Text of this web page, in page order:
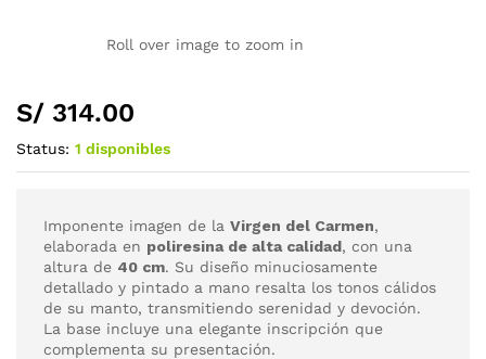
Roll over image to zoom in
S/ 314.00
Status: 1 disponibles
Imponente imagen de la Virgen del Carmen,
elaborada en poliresina de alta calidad, con una
altura de 40 cm. Su diseño minuciosamente
detallado y pintado a mano resalta los tonos cálidos
de su manto, transmitiendo serenidad y devoción.
La base incluye una elegante inscripción que
complementa su presentación.